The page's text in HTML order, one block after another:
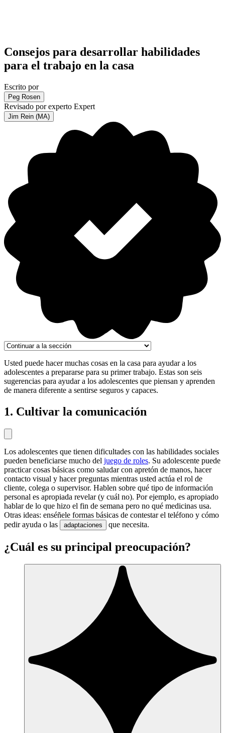
Consejos para desarrollar habilidades
para el trabajo en la casa
Escrito por
Peg Rosen
Revisado por experto Expert
Jim Rein (MA)
Usted puede hacer muchas cosas en la casa para ayudar a los
adolescentes a prepararse para su primer trabajo. Estas son seis
sugerencias para ayudar a los adolescentes que piensan y aprenden
de manera diferente a sentirse seguros y capaces.
1. Cultivar la comunicación
Los adolescentes que tienen dificultades con las habilidades sociales
pueden beneficiarse mucho del juego de roles. Su adolescente puede
practicar cosas básicas como saludar con apretón de manos, hacer
contacto visual y hacer preguntas mientras usted actúa el rol de
cliente, colega o supervisor. Hablen sobre qué tipo de información
personal es apropiada revelar (y cuál no). Por ejemplo, es apropiado
hablar de lo que hizo el fin de semana pero no qué medicinas usa.
Otras ideas: enséñele formas básicas de contestar el teléfono y cómo
pedir ayuda o las
adaptaciones que necesita.
¿Cuál es su principal preocupación?